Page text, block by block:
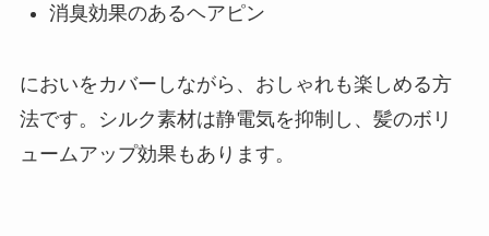
消臭効果のあるヘアピン
においをカバーしながら、おしゃれも楽しめる方
法です。シルク素材は静電気を抑制し、髪のボリ
ュームアップ効果もあります。